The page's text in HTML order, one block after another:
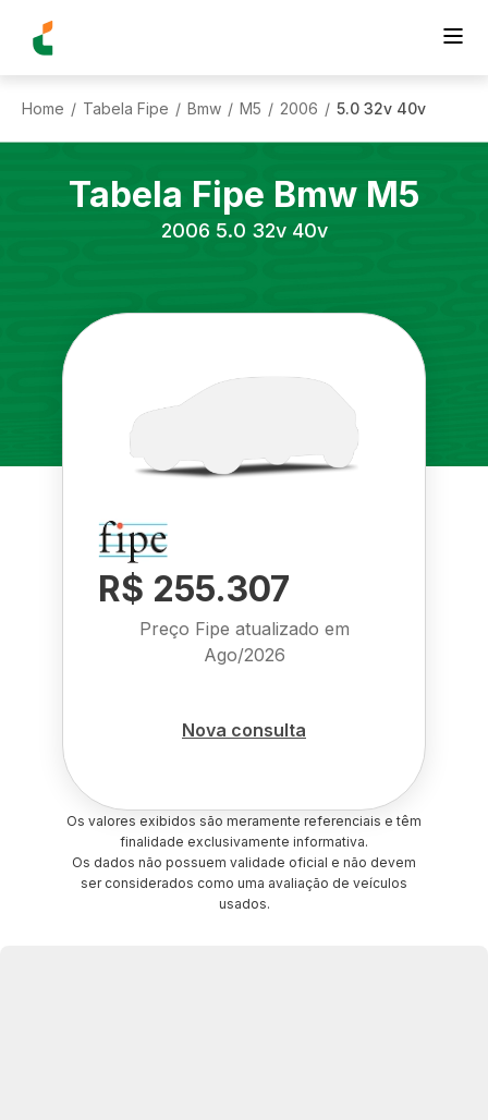
Home / Tabela Fipe / Bmw / M5 / 2006 / 5.0 32v 40v
Tabela Fipe Bmw M5
2006 5.0 32v 40v
R$ 255.307
Preço Fipe atualizado em
Ago/2026
Nova consulta
Os valores exibidos são meramente referenciais e têm
finalidade exclusivamente informativa.
Os dados não possuem validade oficial e não devem
ser considerados como uma avaliação de veículos
usados.